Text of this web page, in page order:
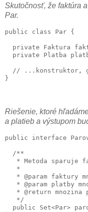
Skutočnosť, že faktúra
Par.
public class Par {
private Faktura
private Platba
// ...konstruktor,
Riešenie, ktoré
a platieb a výstupom
public interface
  /**
* Metoda sparuje
   *
* @param faktury
* @param platby
* @return mnozina
   */
public Set<Par>